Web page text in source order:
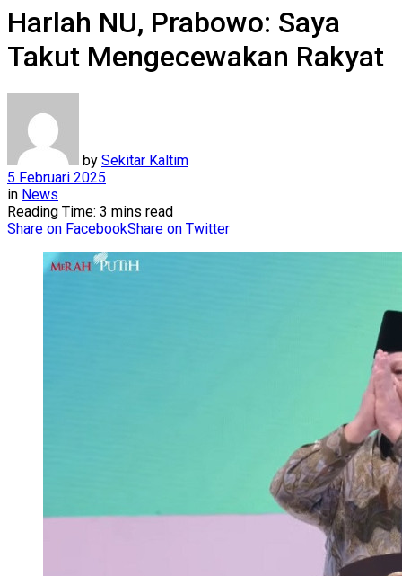
Harlah NU, Prabowo: Saya
Takut Mengecewakan Rakyat
by Sekitar Kaltim
5 Februari 2025
in News
Reading Time: 3 mins read
Share on FacebookShare on Twitter